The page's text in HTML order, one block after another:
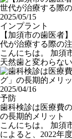
2025/05/15
インプラント
【加須市の歯医者
代が治療する際の
こんにちは。 加須
天然歯と変わらな
2025/04/16
予防
歯科検診は医療費
の長期的メリット
こんにちは。 加須
によると、2022年